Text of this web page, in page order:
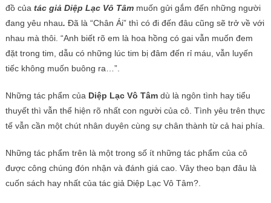
đồ của tác giả Diệp Lạc Vô Tâm muốn gửi gắm đến những người
đang yêu nhau. Đã là “Chân Ái” thì có đi đến đâu cũng sẽ trở về với
nhau mà thôi. “Anh biết rõ em là hoa hồng có gai vẫn muốn đem
đặt trong tim, dẫu có những lúc tim bị đâm đến rỉ máu, vẫn luyến
tiếc không muốn buông ra…”.
Những tác phẩm của Diệp Lạc Vô Tâm dù là ngôn tình hay tiểu
thuyết thì vẫn thể hiện rõ nhất con người của cô. Tình yêu trên thực
tế vẫn cần một chút nhân duyên cùng sự chân thành từ cả hai phía.
Những tác phẩm trên là một trong số ít những tác phẩm của cô
được công chúng đón nhận và đánh giá cao. Vây theo bạn đâu là
cuốn sách hay nhất của tác giả Diệp Lạc Vô Tâm?.